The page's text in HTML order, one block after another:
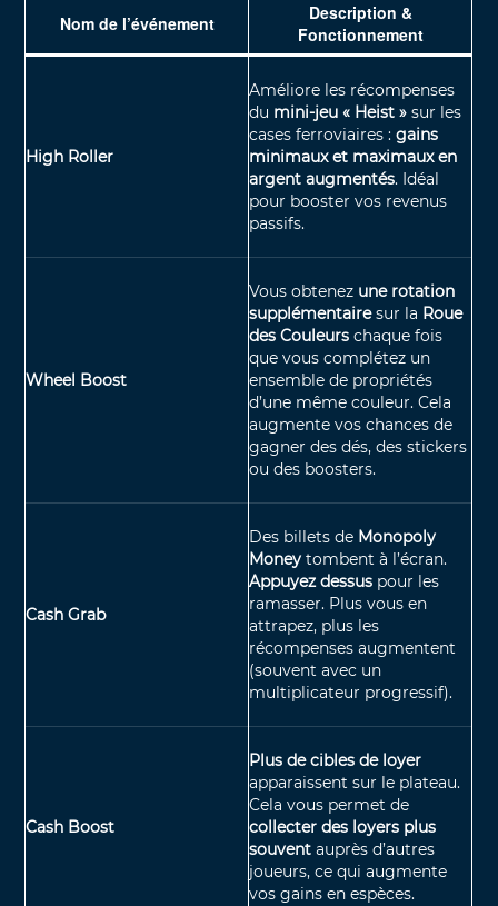
Nom de l’événement
Description &
Fonctionnement
High Roller
Améliore les récompenses
du mini-jeu « Heist » sur les
cases ferroviaires :gains
minimaux et maximaux en
argent augmentés. Idéal
pour booster vos revenus
passifs.
Wheel Boost
Vous obtenez une rotation
supplémentairesur la Roue
des Couleurs chaque fois
que vous complétez un
ensemble de propriétés
d’une même couleur. Cela
augmente vos chances de
gagner des dés, des stickers
ou des boosters.
Cash Grab
Des billets de Monopoly
Money tombent à l’écran.
Appuyez dessus pour les
ramasser. Plus vous en
attrapez, plus les
récompenses augmentent
(souvent avec un
multiplicateur progressif).
Cash Boost
Plus de cibles de loyer
apparaissent sur le plateau.
Cela vous permet de
collecter des loyers plus
souvent auprès d’autres
joueurs, ce qui augmente
vos gains en espèces.